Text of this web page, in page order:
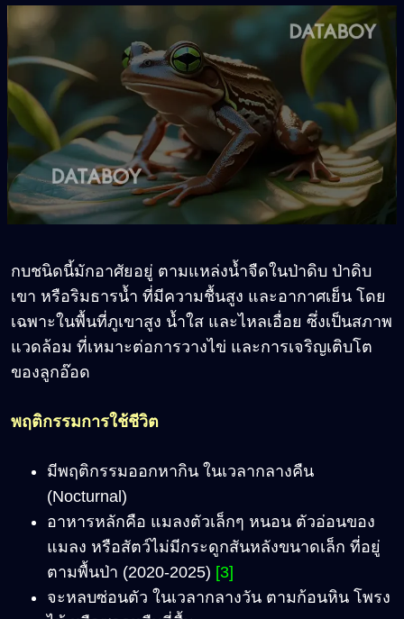
กบชนิดนี้มักอาศัยอยู่ ตามแหล่งน้ำจืดในป่าดิบ ป่าดิบ
เขา หรือริมธารน้ำ ที่มีความชื้นสูง และอากาศเย็น โดย
เฉพาะในพื้นที่ภูเขาสูง น้ำใส และไหลเอื่อย ซึ่งเป็นสภาพ
แวดล้อม ที่เหมาะต่อการวางไข่ และการเจริญเติบโต
ของลูกอ๊อด
พฤติกรรมการใช้ชีวิต
มีพฤติกรรมออกหากิน ในเวลากลางคืน
(Nocturnal)
อาหารหลักคือ แมลงตัวเล็กๆ หนอน ตัวอ่อนของ
แมลง หรือสัตว์ไม่มีกระดูกสันหลังขนาดเล็ก ที่อยู่
ตามพื้นป่า (2020-2025) [3]
จะหลบซ่อนตัว ในเวลากลางวัน ตามก้อนหิน โพรง